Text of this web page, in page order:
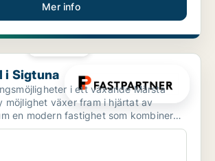
Mer info
i Sigtuna
i ett växande Märsta
möjlighet växer fram i hjärtat av
en modern fastighet som kombinerar